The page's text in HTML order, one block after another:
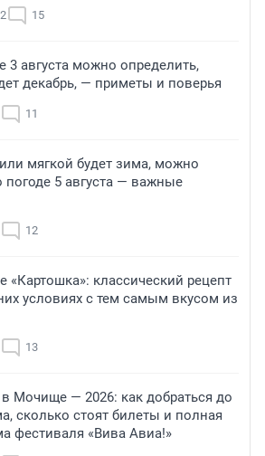
15
3 августа можно определить,
декабрь, — приметы и поверья
11
мягкой будет зима, можно
погоде 5 августа — важные
12
«Картошка»: классический рецепт
условиях с тем самым вкусом из
13
Мочище — 2026: как добраться до
сколько стоят билеты и полная
фестиваля «Вива Авиа!»